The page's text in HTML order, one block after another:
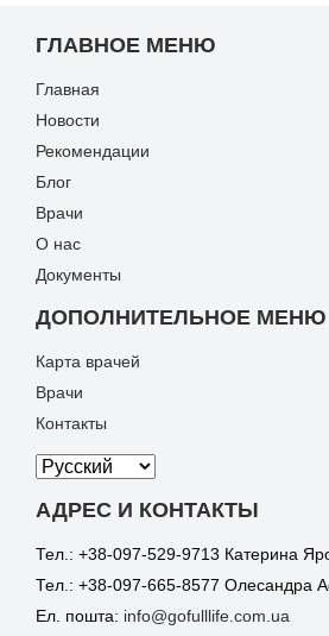
ГЛАВНОЕ МЕНЮ
Главная
Новости
Рекомендации
Блог
Врачи
О нас
Документы
ДОПОЛНИТЕЛЬНОЕ МЕНЮ
Карта врачей
Врачи
Контакты
АДРЕС И КОНТАКТЫ
Тел.: +38-097-529-9713 Катерина
Тел.: +38-097-665-8577 Олесандра
Ел. пошта: info@gofulllife.com.ua